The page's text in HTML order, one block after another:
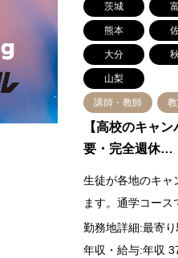
茨城
熊本
大分
山梨
講師・教師
【高校のキャ
要・完全週休…
生徒が各地のキャ
ます。通学コー
勤務地詳細:最寄
年収・給与:年収